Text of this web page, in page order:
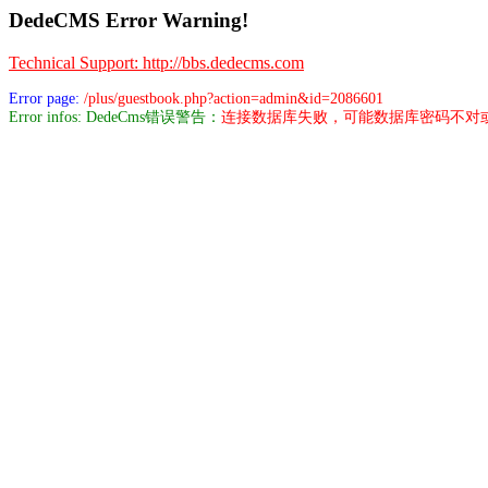
DedeCMS Error Warning!
Technical Support: http://bbs.dedecms.com
Error page: /plus/guestbook.php?action=admin&id=2086601
Error infos: DedeCms错误警告： 连接数据库失败，可能数据库密码不对